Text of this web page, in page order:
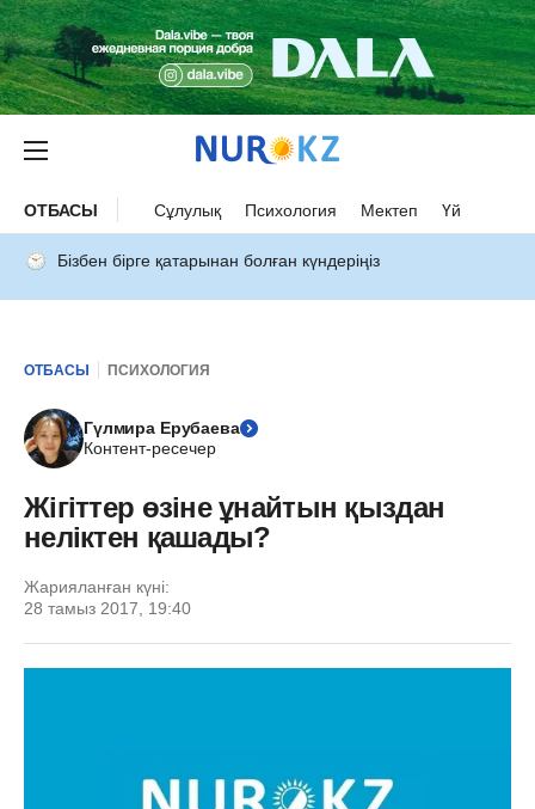
ОТБАСЫ Сұлулық Психология Мектеп Үй
Бізбен бірге қатарынан болған күндеріңіз
ОТБАСЫ ПСИХОЛОГИЯ
Гүлмира Ерубаева
Контент-ресечер
Жігіттер өзіне ұнайтын қыздан
неліктен қашады?
Жарияланған күні:
28 тамыз 2017, 19:40